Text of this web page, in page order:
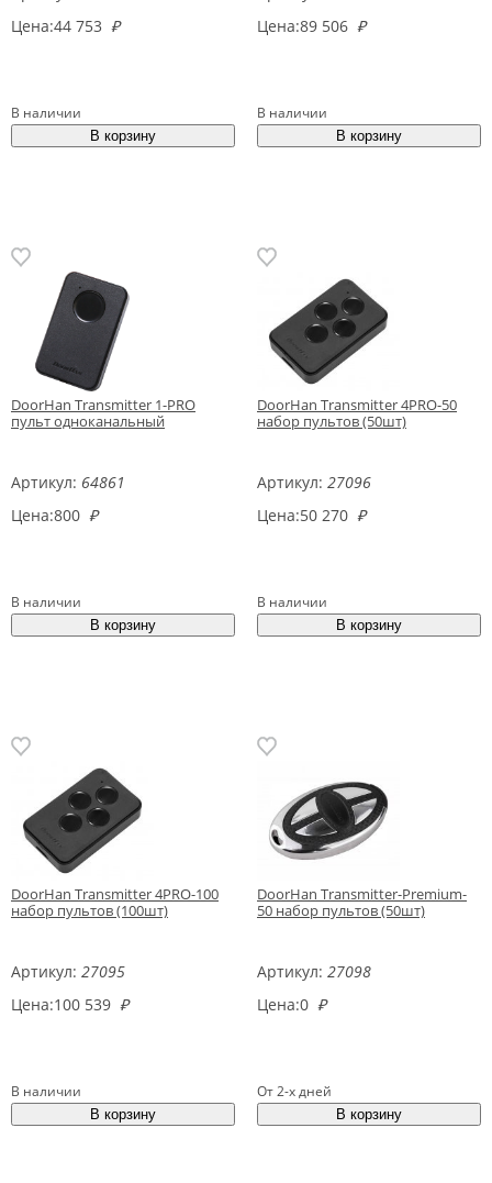
Цена:44 753 ₽
В наличии
Цена:89 506 ₽
В наличии
DoorHan Transmitter 1-PRO
пульт одноканальный
Артикул: 64861
Цена:800 ₽
В наличии
DoorHan Transmitter 4PRO-50
набор пультов (50шт)
Артикул: 27096
Цена:50 270 ₽
В наличии
DoorHan Transmitter 4PRO-100
набор пультов (100шт)
Артикул: 27095
Цена:100 539 ₽
В наличии
DoorHan Transmitter-Premium-
50 набор пультов (50шт)
Артикул: 27098
Цена:0 ₽
От 2-х дней